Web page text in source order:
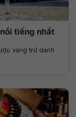
tiếng nhất
vang trứ danh